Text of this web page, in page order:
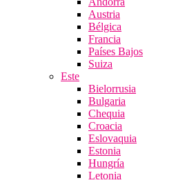
Austria
Bélgica
Francia
Países Bajos
Suiza
Este
Bielorrusia
Bulgaria
Chequia
Croacia
Eslovaquia
Estonia
Hungría
Letonia